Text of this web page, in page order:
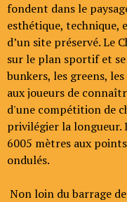
fondent dans le
esthétique,
d’un site préservé. Le
sur le plan sportif et
bunkers, les greens,
aux joueurs de
d'une compétition de
privilégier la longueur.
6005 mètres aux
ondulés.
Non loin du barrage